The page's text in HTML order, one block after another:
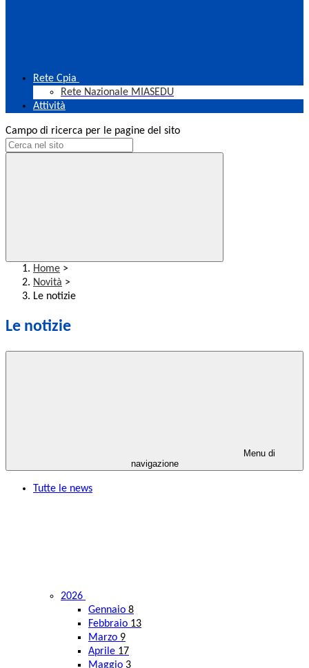
Rete Cpia
Rete Nazionale MIASEDU
Attività
Campo di ricerca per le pagine del sito
Home >
Novità >
Le notizie
Le notizie
Menu di
navigazione
Tutte le news
2026
Gennaio 8
Febbraio 13
Marzo 9
Aprile 17
Maggio 3